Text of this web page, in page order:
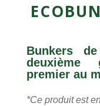
Bunkers
deuxième
premier au
*Ce produit est